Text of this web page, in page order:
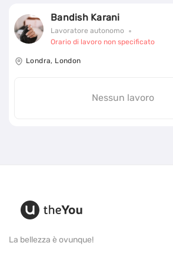
Bandish Karani
Lavoratore autonomo
Orario di lavoro non specificato
Londra, London
Nessun lavoro
La bellezza è ovunque!